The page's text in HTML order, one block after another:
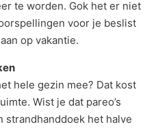
te worden. Gok het er niet
voor je beslist
op vakantie.
hele gezin mee? Dat kost
Wist je dat pareo’s
strandhanddoek het halve